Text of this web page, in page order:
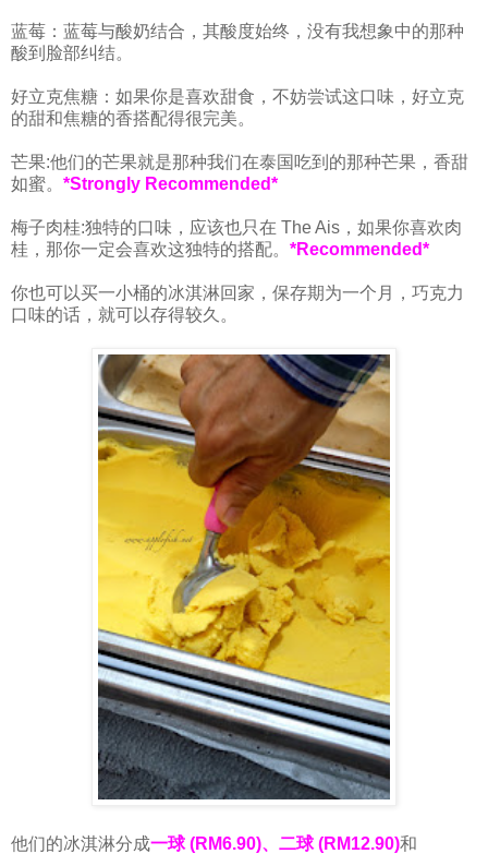
蓝莓：蓝莓与酸奶结合，其酸度始终，没有我想象中的那种
酸到脸部纠结。
好立克焦糖：如果你是喜欢甜食，不妨尝试这口味，好立克
的甜和焦糖的香搭配得很完美。
芒果:他们的芒果就是那种我们在泰国吃到的那种芒果，香甜
如蜜。 *Strongly Recommended*
梅子肉桂:独特的口味，应该也只在 The Ais，如果你喜欢肉
桂，那你一定会喜欢这独特的搭配。 *Recommended*
你也可以买一小桶的冰淇淋回家，保存期为一个月，巧克力
口味的话，就可以存得较久。
他们的冰淇淋分成一球 (RM6.90)、二球 (RM12.90)和